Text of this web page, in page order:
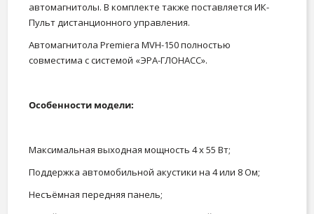
автомагнитолы. В комплекте также поставляется ИК-
Пульт дистанционного управления.
Автомагнитола Premiera MVH-150 полностью
совместима с системой «ЭРА-ГЛОНАСС».
Особенности модели:
Максимальная выходная мощность 4 х 55 Вт;
Поддержка автомобильной акустики на 4 или 8 Ом;
Несъёмная передняя панель;